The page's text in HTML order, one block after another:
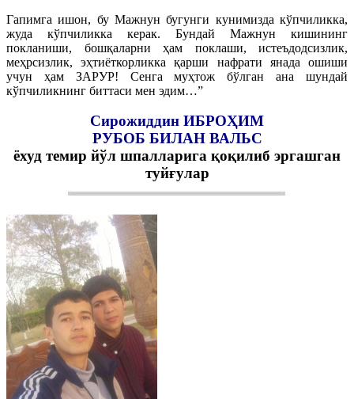
Гапимга ишон, бу Мажнун бугунги кунимизда кўпчиликка,
жуда кўпчиликка керак. Бундай Мажнун кишининг
покланиши, бошқаларни ҳам поклаши, истеъдодсизлик,
меҳрсизлик, эҳтиёткорликка қарши нафрати янада ошиши
учун ҳам ЗАРУР! Сенга муҳтож бўлган ана шундай
кўпчиликнинг биттаси мен эдим…”
Сирожиддин ИБРОҲИМ
РУБОБ БИЛАН ВАЛЬС
ёхуд темир йўл шпалларига қоқилиб эргашган
туйғулар